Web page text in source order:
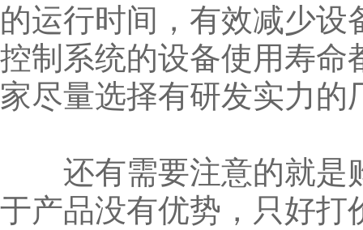
的运行时间，有效减少
控制系统的设备使用寿命
家尽量选择有研发实力的
还有需要注意的就是
于产品没有优势，只好打